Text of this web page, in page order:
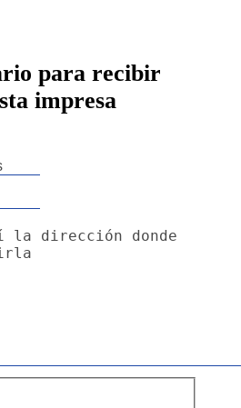
para recibir
impresa